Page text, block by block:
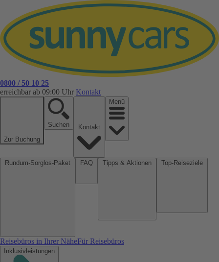
0800 / 50 10 25
erreichbar ab 09:00 Uhr Kontakt
Zur Buchung
Suchen
Menü
Reisebüros in Ihrer NäheFür Reisebüros
Inklusivleistungen